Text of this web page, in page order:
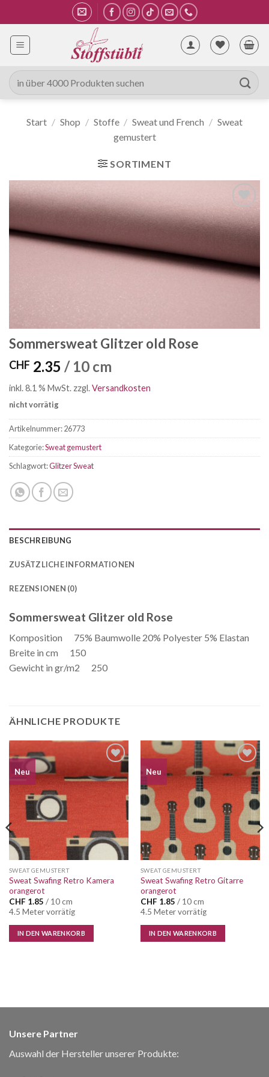
Inhalt
springen
Suche
nach:
Start / Shop / Stoffe / Sweat und French / Sweat
gemustert
SORTIMENT
Auf die
Wunschliste
Sommersweat Glitzer old Rose
CHF 2.35 / 10 cm
inkl. 8.1 % MwSt. zzgl.Versandkosten
nicht vorrätig
Artikelnummer:26773
Kategorie:Sweat gemustert
Schlagwort:Glitzer Sweat
BESCHREIBUNG
ZUSÄTZLICHE INFORMATIONEN
REZENSIONEN (0)
Sommersweat Glitzer old Rose
Komposition 75% Baumwolle 20% Polyester 5% Elastan
Breite in cm 150
Gewicht in gr/m2 250
ÄHNLICHE PRODUKTE
Neu
Wunschliste
SWEAT GEMUSTERT
Sweat Swafing Retro Kamera
orangerot
CHF 1.85 / 10 cm
4.5 Meter vorrätig
IN DEN WARENKORB
Neu
Wunschliste
SWEAT GEMUSTERT
Sweat Swafing Retro Gitarre
orangerot
CHF 1.85 / 10 cm
4.5 Meter vorrätig
IN DEN WARENKORB
Unsere Partner
Auswahl der Hersteller unserer Produkte: